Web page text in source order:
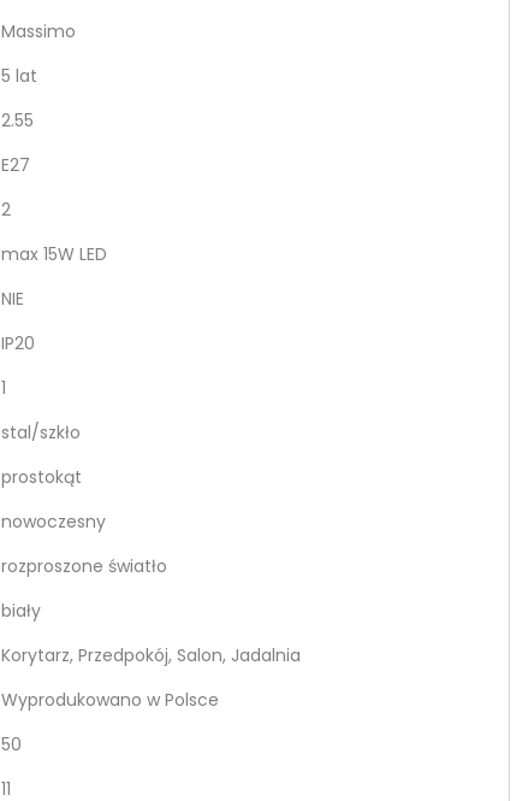
Massimo
5 lat
2.55
E27
2
max 15W LED
NIE
IP20
1
stal/szkło
prostokąt
nowoczesny
rozproszone światło
biały
Korytarz, Przedpokój, Salon, Jadalnia
Wyprodukowano w Polsce
50
11